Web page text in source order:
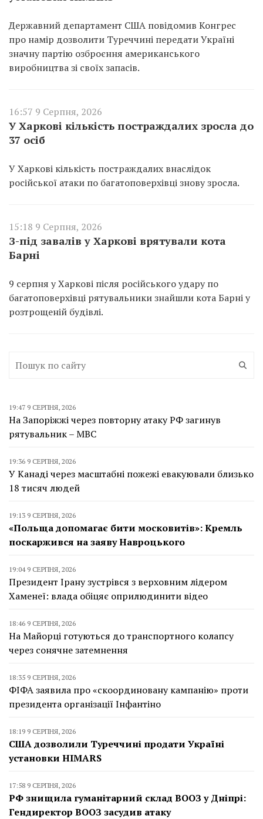
Державний департамент США повідомив Конгрес
про намір дозволити Туреччині передати Україні
значну партію озброєння американського
виробництва зі своїх запасів.
16:57 9 Серпня, 2026
У Харкові кількість постраждалих зросла до
37 осіб
У Харкові кількість постраждалих внаслідок
російської атаки по багатоповерхівці знову зросла.
15:18 9 Серпня, 2026
З-під завалів у Харкові врятували кота
Барні
9 серпня у Харкові після російського удару по
багатоповерхівці рятувальники знайшли кота Барні у
розтрощеній будівлі.
19:47 9 СЕРПНЯ, 2026
На Запоріжжі через повторну атаку РФ загинув
рятувальник – МВС
19:36 9 СЕРПНЯ, 2026
У Канаді через масштабні пожежі евакуювали близько
18 тисяч людей
19:13 9 СЕРПНЯ, 2026
«Польща допомагає бити московитів»: Кремль
поскаржився на заяву Навроцького
19:04 9 СЕРПНЯ, 2026
Президент Ірану зустрівся з верховним лідером
Хаменеї: влада обіцяє оприлюдинити відео
18:46 9 СЕРПНЯ, 2026
На Майорці готуються до транспортного колапсу
через сонячне затемнення
18:35 9 СЕРПНЯ, 2026
ФІФА заявила про «скоординовану кампанію» проти
президента організації Інфантіно
18:19 9 СЕРПНЯ, 2026
США дозволили Туреччині продати Україні
установки HIMARS
17:58 9 СЕРПНЯ, 2026
РФ знищила гуманітарний склад ВООЗ у Дніпрі:
Гендиректор ВООЗ засудив атаку